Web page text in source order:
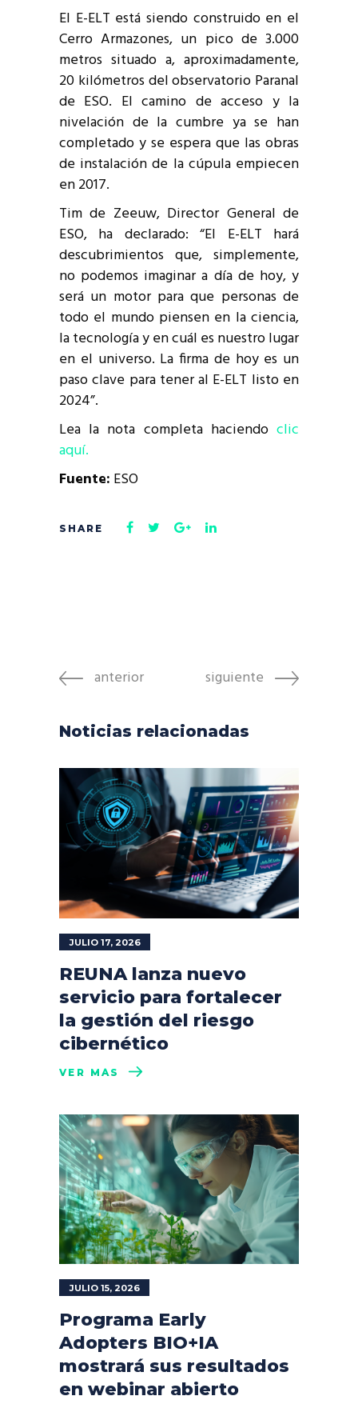
El E-ELT está siendo construido en el
Cerro Armazones, un pico de 3.000
metros situado a, aproximadamente,
20 kilómetros del observatorio Paranal
de ESO. El camino de acceso y la
nivelación de la cumbre ya se han
completado y se espera que las obras
de instalación de la cúpula empiecen
en 2017.
Tim de Zeeuw, Director General de
ESO, ha declarado: “El E-ELT hará
descubrimientos que, simplemente,
no podemos imaginar a día de hoy, y
será un motor para que personas de
todo el mundo piensen en la ciencia,
la tecnología y en cuál es nuestro lugar
en el universo. La firma de hoy es un
paso clave para tener al E-ELT listo en
2024”.
Lea la nota completa haciendo clic
aquí.
Fuente: ESO
anterior siguiente
Noticias relacionadas
JULIO 17, 2026
REUNA lanza nuevo
servicio para fortalecer
la gestión del riesgo
cibernético
VER MÁS
JULIO 15, 2026
Programa Early
Adopters BIO+IA
mostrará sus resultados
en webinar abierto